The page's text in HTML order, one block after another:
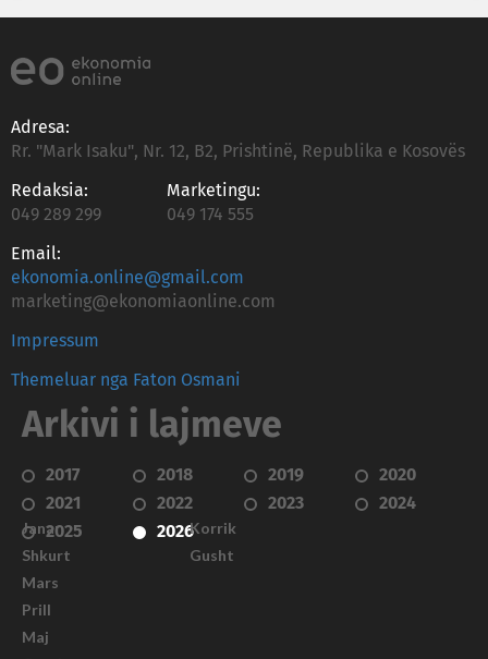
Adresa:
Rr. "Mark Isaku", Nr. 12, B2, Prishtinë, Republika e Kosovës
Redaksia:
049 289 299
Marketingu:
049 174 555
Email:
ekonomia.online@gmail.com
marketing@ekonomiaonline.com
Impressum
Themeluar nga Faton Osmani
Arkivi i lajmeve
2017 2018 2019
2020
2021
2022 2023
2024
2025
2026
Janar
Shkurt
Mars
Prill
Maj
Korrik
Gusht